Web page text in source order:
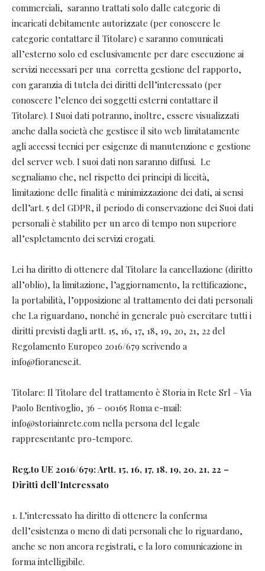
commerciali, saranno trattati solo dalle categorie di
incaricati debitamente autorizzate (per conoscere le
categorie contattare il Titolare) e saranno comunicati
all’esterno solo ed esclusivamente per dare esecuzione ai
servizi necessari per una corretta gestione del rapporto,
con garanzia di tutela dei diritti dell’interessato (per
conoscere l’elenco dei soggetti esterni contattare il
Titolare). I Suoi dati potranno, inoltre, essere visualizzati
anche dalla società che gestisce il sito web limitatamente
agli accessi tecnici per esigenze di manutenzione e gestione
del server web. I suoi dati non saranno diffusi. Le
segnaliamo che, nel rispetto dei principi di liceità,
limitazione delle finalità e minimizzazione dei dati, ai sensi
dell’art. 5 del GDPR, il periodo di conservazione dei Suoi dati
personali è stabilito per un arco di tempo non superiore
all’espletamento dei servizi erogati.
Lei ha diritto di ottenere dal Titolare la cancellazione (diritto
all’oblio), la limitazione, l’aggiornamento, la rettificazione,
la portabilità, l’opposizione al trattamento dei dati personali
che La riguardano, nonché in generale può esercitare tutti i
diritti previsti dagli artt. 15, 16, 17, 18, 19, 20, 21, 22 del
Regolamento Europeo 2016/679 scrivendo a
info@fioranese.it.
Titolare: Il Titolare del trattamento è Storia in Rete Srl – Via
Paolo Bentivoglio, 36 – 00165 Roma e-mail:
info@storiainrete.com nella persona del legale
rappresentante pro-tempore.
Reg.to UE 2016/679: Artt. 15, 16, 17, 18, 19, 20, 21, 22 –
Diritti dell’Interessato
1. L’interessato ha diritto di ottenere la conferma
dell’esistenza o meno di dati personali che lo riguardano,
anche se non ancora registrati, e la loro comunicazione in
forma intelligibile.